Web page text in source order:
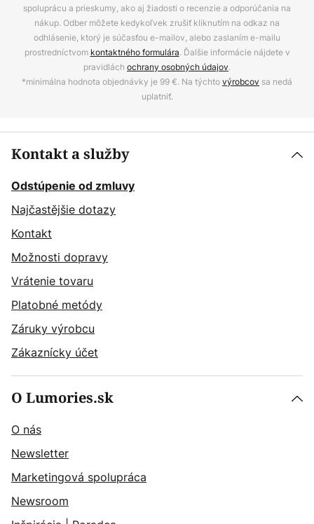
spoluprácu a prieskumy, ako aj žiadosti o recenzie a odporúčania na
nákup. Odber môžete kedykoľvek zrušiť kliknutím na odkaz na
odhlásenie, ktorý je súčasťou e-mailov, alebo zaslaním e-mailu
prostredníctvom kontaktného formulára. Ďalšie informácie nájdete v
pravidlách ochrany osobných údajov.
*minimálna hodnota objednávky je 99 €. Na týchtovýrobcov sa nedá
uplatniť.
Kontakt a služby
Odstúpenie od zmluvy
Najčastějšie dotazy
Kontakt
Možnosti dopravy
Vrátenie tovaru
Platobné metódy
Záruky výrobcu
Zákaznícky účet
O Lumories.sk
O nás
Newsletter
Marketingová spolupráca
Newsroom